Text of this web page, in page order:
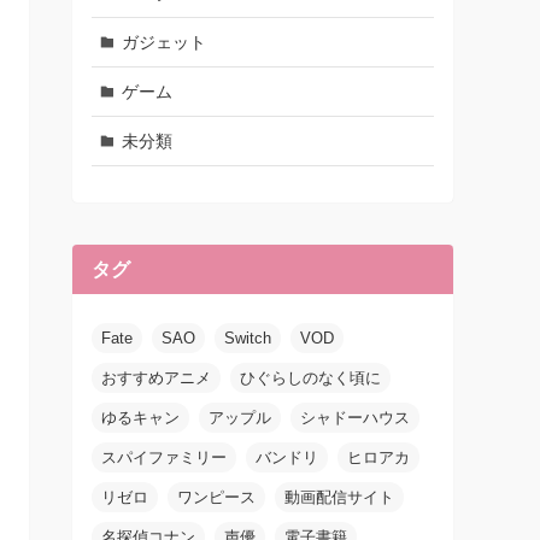
ガジェット
ゲーム
未分類
タグ
Fate SAO Switch VOD
おすすめアニメ ひぐらしのなく頃に
ゆるキャン アップル シャドーハウス
スパイファミリー バンドリ ヒロアカ
リゼロ ワンピース 動画配信サイト